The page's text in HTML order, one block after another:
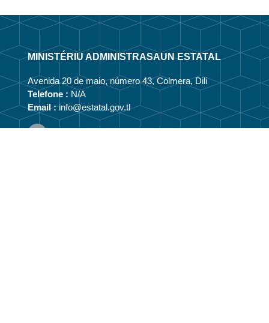
MINISTÉRIU ADMINISTRASAUN ESTATAL
Avenida 20 de maio, número 43, Colmera, Dili
Telefone : N/A
Email :info@estatal.gov.tl